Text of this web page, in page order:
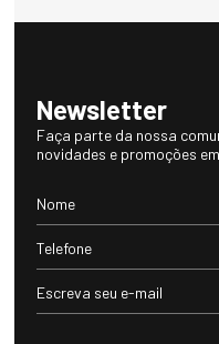
Newsletter
Faça parte da nossa
novidades e promoções